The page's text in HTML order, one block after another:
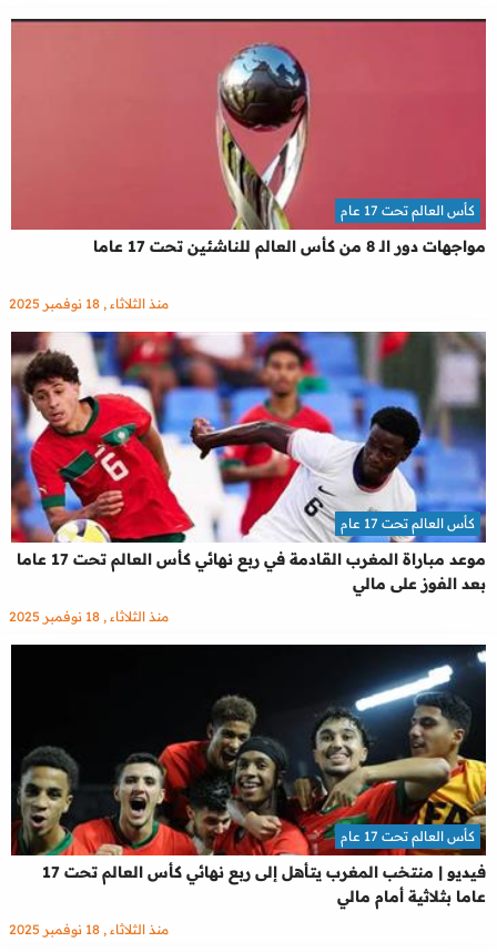
مواجهات دور الـ 8 من كأس العالم للناشئين تحت 17 عاما
كأس العالم تحت 17 عام
منذ الثلاثاء , 18 نوفمبر 2025
موعد مباراة المغرب القادمة في ربع نهائي كأس العالم تحت 17 عاما
بعد الفوز على مالي
كأس العالم تحت 17 عام
منذ الثلاثاء , 18 نوفمبر 2025
فيديو | منتخب المغرب يتأهل إلى ربع نهائي كأس العالم تحت 17
عاما بثلاثية أمام مالي
كأس العالم تحت 17 عام
منذ الثلاثاء , 18 نوفمبر 2025